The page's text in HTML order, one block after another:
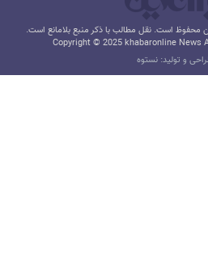
محفوظ است. نقل مطالب با ذکر منبع بلامانع است.
Copyright © 2025 khabaronline News
و تولید: نستوه